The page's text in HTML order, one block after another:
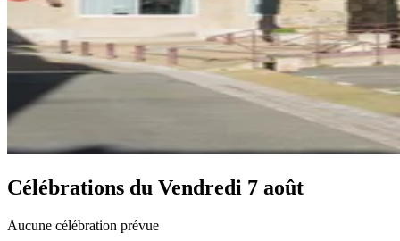
Célébrations du Vendredi 7 août
Aucune célébration prévue